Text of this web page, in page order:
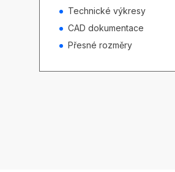
Technické výkresy
CAD dokumentace
Přesné rozměry